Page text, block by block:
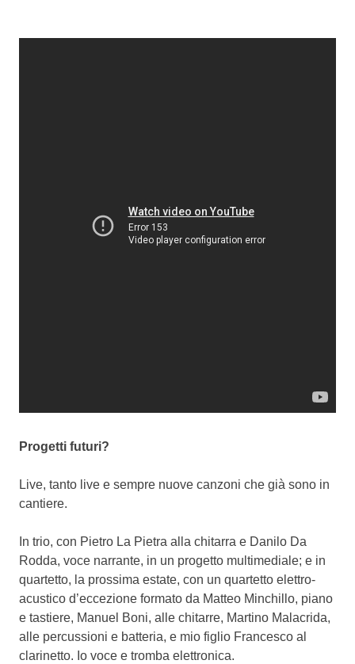
Progetti futuri?
Live, tanto live e sempre nuove canzoni che già sono in
cantiere.
In trio, con Pietro La Pietra alla chitarra e Danilo Da
Rodda, voce narrante, in un progetto multimediale; e in
quartetto, la prossima estate, con un quartetto elettro-
acustico d’eccezione formato da Matteo Minchillo, piano
e tastiere, Manuel Boni, alle chitarre, Martino Malacrida,
alle percussioni e batteria, e mio figlio Francesco al
clarinetto. Io voce e tromba elettronica.